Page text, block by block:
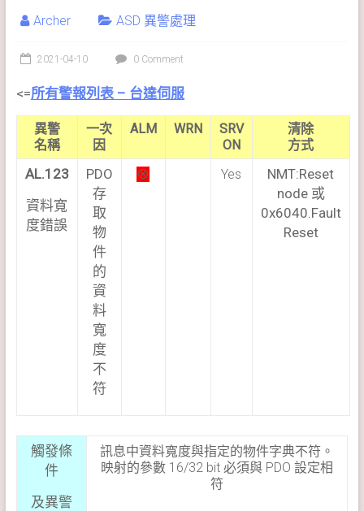
Archer ASD 異警處理
2021-04-10 0 Comment
<=所有警報列表 – 台達伺服
異警
名稱
一次
因
ALM WRN
SRV
ON
清除
方式
AL.123
資料寬
度錯誤
PDO
存
取
物
件
的
資
料
寬
度
不
符
⊗ Yes
NMT:Reset
node 或
0x6040.Fault
Reset
觸發條
件
及異警
訊息中資料寬度與指定的物件字典不符。
映射的參數 16/32 bit 必須與 PDO 設定相
符